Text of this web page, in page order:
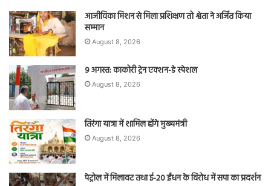
आजीविका मिशन से मिला प्रशिक्षण तो श्वेता ने अर्जित किया
सम्मान
August 8, 2026
9 अगस्त: काकोरी ट्रेन एक्शन-डे स्पेशल
August 8, 2026
तिरंगा यात्रा में शामिल होंगे मुख्यमंत्री
August 8, 2026
पेट्रोल में मिलावट तथा ई-20 ईंधन के विरोध में सपा का प्रदर्शन